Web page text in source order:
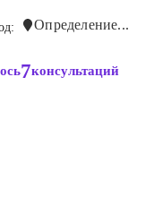
Определение...
7консультаций